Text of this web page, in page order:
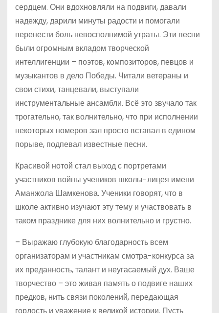
сердцем. Они вдохновляли на подвиги, давали
надежду, дарили минуты радости и помогали
перенести боль невосполнимой утраты. Эти песни
были огромным вкладом творческой
интеллигенции – поэтов, композиторов, певцов и
музыкантов в дело Победы. Читали ветераны и
свои стихи, танцевали, выступали
инструментальные ансамбли. Всё это звучало так
трогательно, так волнительно, что при исполнении
некоторых номеров зал просто вставал в едином
порыве, подпевал известные песни.
Красивой нотой стал выход с портретами
участников войны учеников школы-лицея имени
Аманжола Шамкенова. Ученики говорят, что в
школе активно изучают эту тему и участвовать в
таком празднике для них волнительно и грустно.
– Выражаю глубокую благодарность всем
организаторам и участникам смотра-конкурса за
их преданность, талант и неугасаемый дух. Ваше
творчество – это живая память о подвиге наших
предков, нить связи поколений, передающая